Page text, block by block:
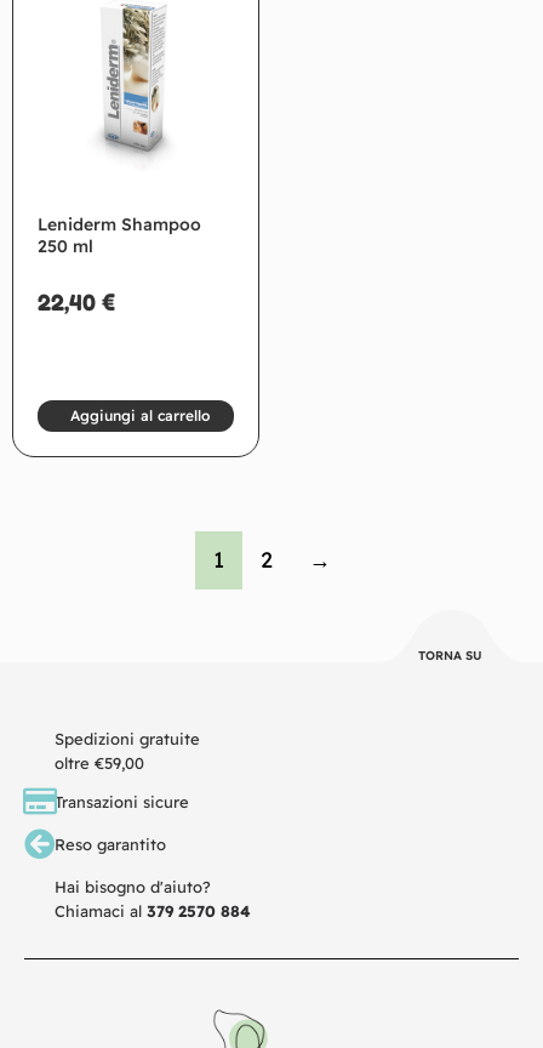
Leniderm Shampoo
250 ml
22,40 €
Aggiungi al carrello
1 2 →
TORNA SU
Spedizioni gratuite
oltre €59,00
Transazioni sicure
Reso garantito
Hai bisogno d'aiuto?
Chiamaci al 379 2570 884